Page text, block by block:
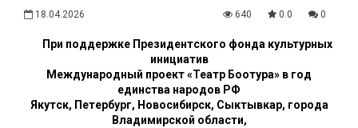
18.04.2026 640 0.0 0
При поддержке Президентского фонда культурных
инициатив
Международный проект «Театр Боотура» в год
единства народов РФ
Якутск, Петербург, Новосибирск, Сыктывкар, города
Владимирской области,